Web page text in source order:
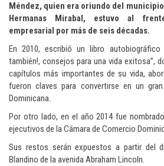
Méndez, quien era oriundo del
Hermanas Mirabal, estuvo al
empresarial por más de seis décadas.
En 2010, escribió un libro
también!, consejos para una vida exitosa”,
capítulos más importantes de su vida,
fueron claves para convertirse en un
Dominicana.
Por otro lado, en el año 2014 fue
ejecutivos de la Cámara de Comercio
Sus restos serán expuestos a partir del
Blandino de la avenida Abraham Lincoln.